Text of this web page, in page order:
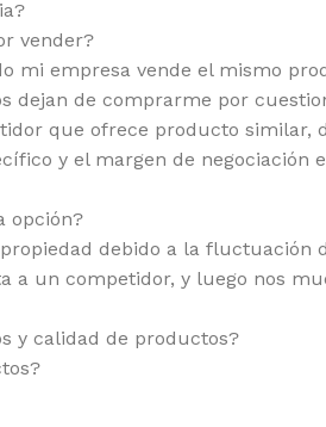
vender?
mi empresa vende el mismo
dejan de comprarme por
que ofrece producto
y el margen de negociación
opción?
debido a la fluctuación
a un competidor, y luego nos
y calidad de productos?